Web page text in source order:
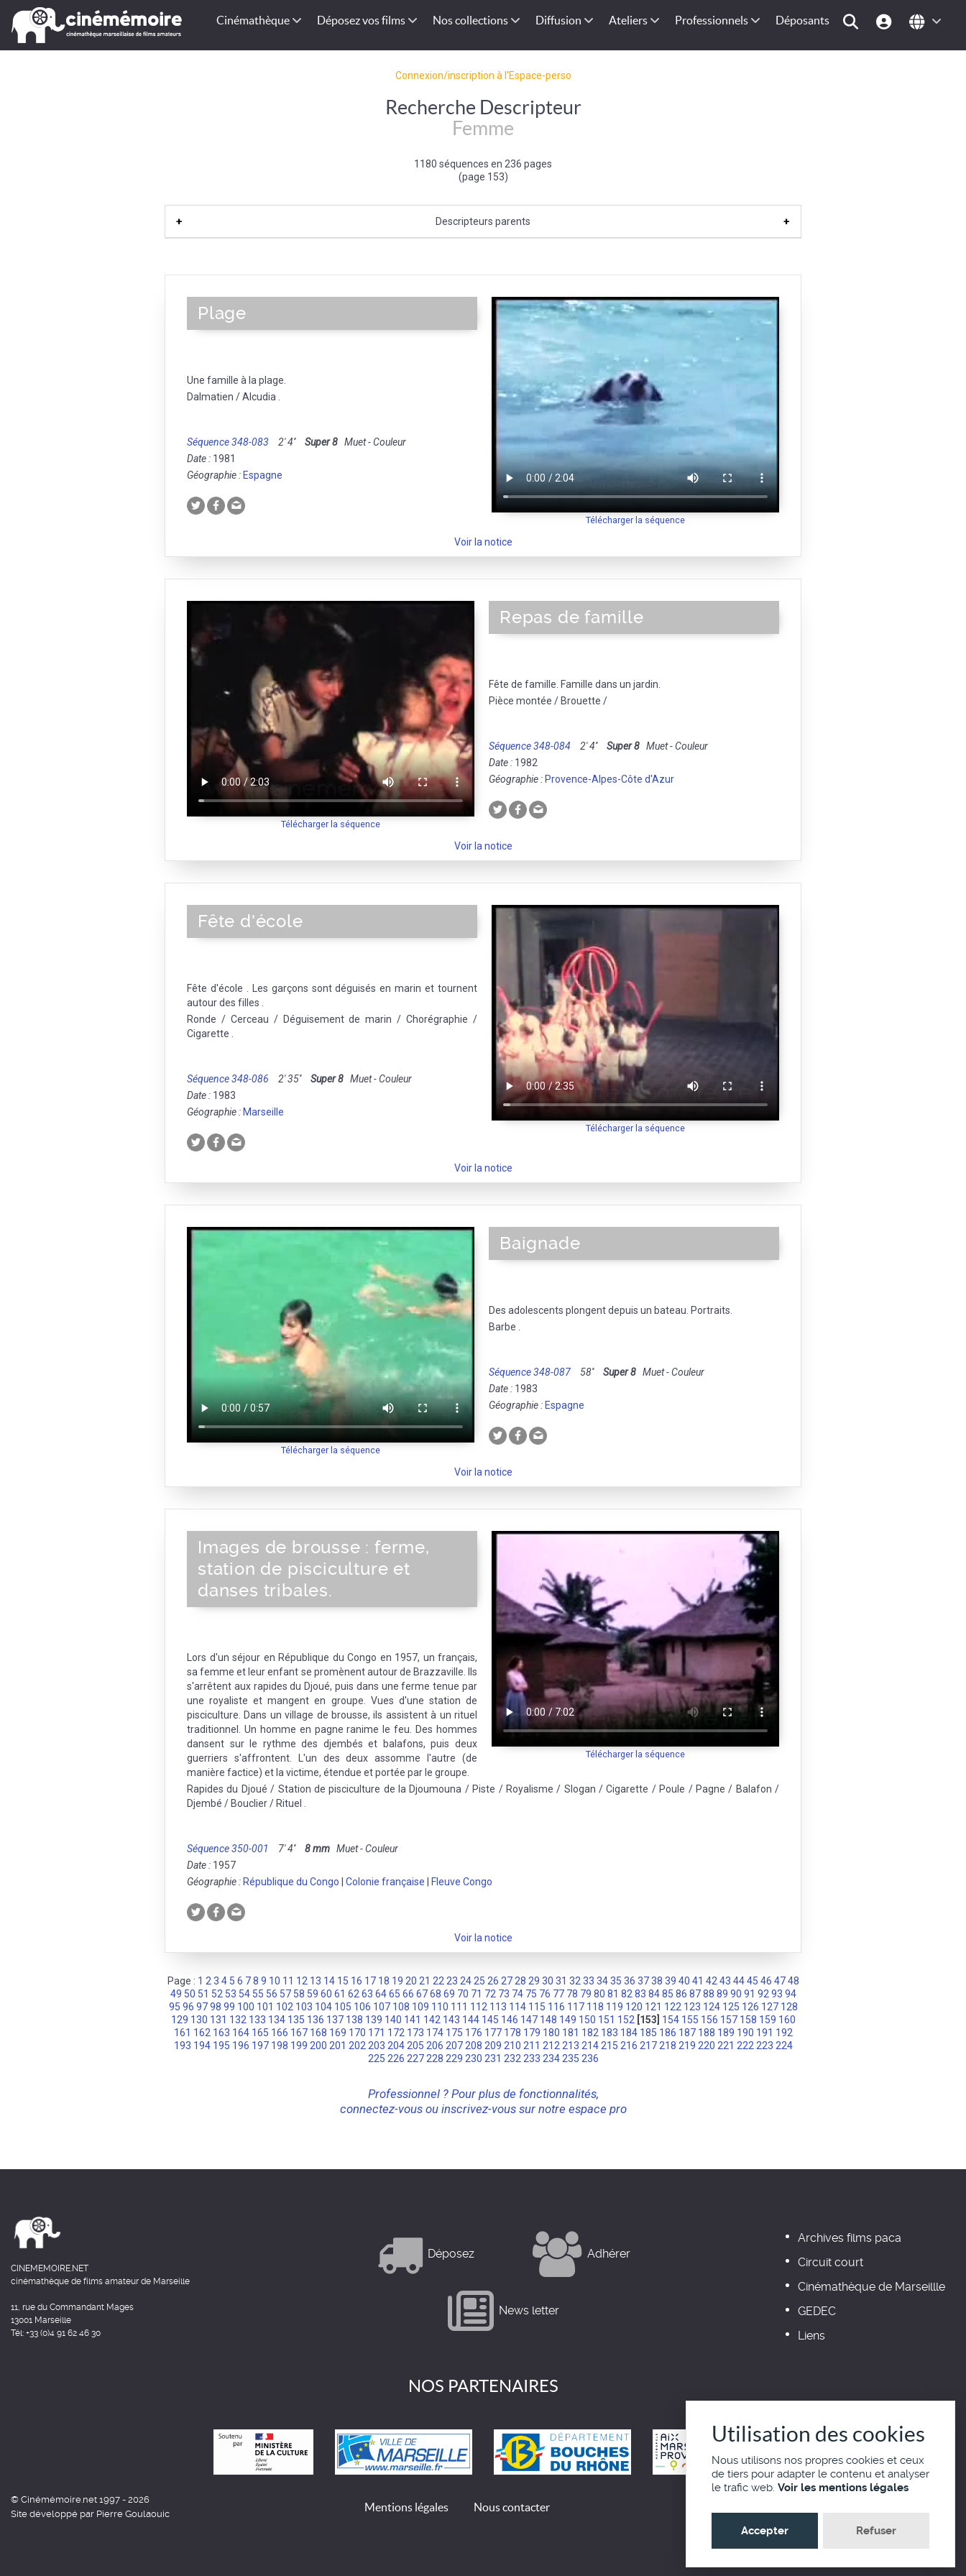
Cinémathèque Déposez vos films Nos collections Diffusion Ateliers Professionnels Déposants
Connexion/inscription à l'Espace-perso
Recherche Descripteur
Femme
1180 séquences en 236 pages
(page 153)
Descripteurs parents
Télécharger la séquence
Plage
Une famille à la plage.
Dalmatien / Alcudia .
Séquence 348-083 2' 4'' Super 8 Muet - Couleur
Date : 1981
Géographie : Espagne
Voir la notice
Télécharger la séquence
Repas de famille
Fête de famille. Famille dans un jardin.
Pièce montée / Brouette /
Séquence 348-084 2' 4'' Super 8 Muet - Couleur
Date : 1982
Géographie : Provence-Alpes-Côte d'Azur
Voir la notice
Télécharger la séquence
Fête d'école
Fête d'école . Les garçons sont déguisés en marin et tournent
autour des filles .
Ronde / Cerceau / Déguisement de marin / Chorégraphie /
Cigarette .
Séquence 348-086 2' 35'' Super 8 Muet - Couleur
Date : 1983
Géographie : Marseille
Voir la notice
Télécharger la séquence
Baignade
Des adolescents plongent depuis un bateau. Portraits.
Barbe .
Séquence 348-087 58'' Super 8 Muet - Couleur
Date : 1983
Géographie : Espagne
Voir la notice
Télécharger la séquence
Images de brousse : ferme,
station de pisciculture et
danses tribales.
Lors d'un séjour en République du Congo en 1957, un français,
sa femme et leur enfant se promènent autour de Brazzaville. Ils
s'arrêtent aux rapides du Djoué, puis dans une ferme tenue par
une royaliste et mangent en groupe. Vues d'une station de
pisciculture. Dans un village de brousse, ils assistent à un rituel
traditionnel. Un homme en pagne ranime le feu. Des hommes
dansent sur le rythme des djembés et balafons, puis deux
guerriers s'affrontent. L'un des deux assomme l'autre (de
manière factice) et la victime, étendue et portée par le groupe.
Rapides du Djoué / Station de pisciculture de la Djoumouna / Piste / Royalisme / Slogan / Cigarette / Poule / Pagne / Balafon /
Djembé / Bouclier / Rituel .
Séquence 350-001 7' 4'' 8 mm Muet - Couleur
Date : 1957
Géographie : République du Congo Colonie française Fleuve Congo
Voir la notice
Page : 1 2 3 4 5 6 7 8 9 10 11 12 13 14 15 16 17 18 19 20 21 22 23 24 25 26 27 28 29 30 31 32 33 34 35 36 37 38 39 40 41 42 43 44 45 46 47 48
49 50 51 52 53 54 55 56 57 58 59 60 61 62 63 64 65 66 67 68 69 70 71 72 73 74 75 76 77 78 79 80 81 82 83 84 85 86 87 88 89 90 91 92 93 94
95 96 97 98 99 100 101 102 103 104 105 106 107 108 109 110 111 112 113 114 115 116 117 118 119 120 121 122 123 124 125 126 127 128
129 130 131 132 133 134 135 136 137 138 139 140 141 142 143 144 145 146 147 148 149 150 151 152 [153] 154 155 156 157 158 159 160
161 162 163 164 165 166 167 168 169 170 171 172 173 174 175 176 177 178 179 180 181 182 183 184 185 186 187 188 189 190 191 192
193 194 195 196 197 198 199 200 201 202 203 204 205 206 207 208 209 210 211 212 213 214 215 216 217 218 219 220 221 222 223 224
225 226 227 228 229 230 231 232 233 234 235 236
Professionnel ? Pour plus de fonctionnalités,
connectez-vous ou inscrivez-vous sur notre espace pro
CINEMEMOIRE.NET
cinémathèque de films amateur de Marseille
11, rue du Commandant Mages
13001 Marseille
Tél: +33 (0)4 91 62 46 30
Déposez Adhérer
News letter
Archives films paca
Circuit court
Cinémathèque de Marseillle
GEDEC
Liens
NOS PARTENAIRES
© Cinémémoire.net 1997 - 2026
Site développé par Pierre Goulaouic
Mentions légales Nous contacter
Utilisation des cookies
Nous utilisons nos propres cookies et ceux
de tiers pour adapter le contenu et analyser
le trafic web. Voir les mentions légales
Accepter Refuser